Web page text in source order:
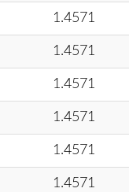
1.4571
1.4571
1.4571
1.4571
1.4571
1.4571